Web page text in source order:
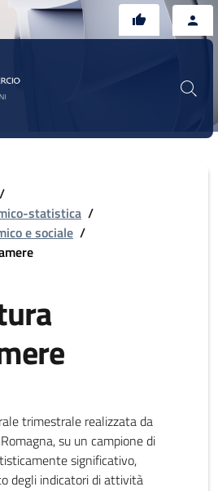
/
statistica /
e sociale /
trimestrale realizzata da
su un campione di
significativo,
degli indicatori di attività